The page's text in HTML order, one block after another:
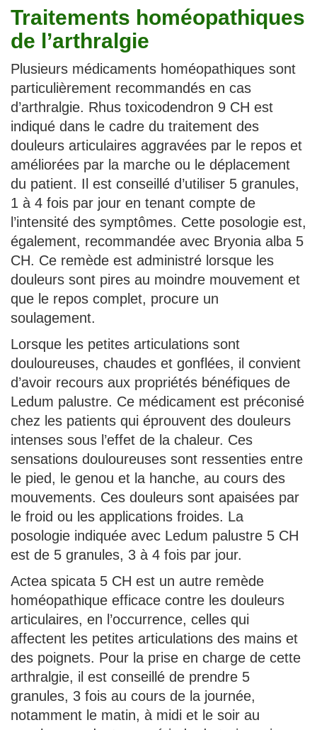
Traitements homéopathiques
de l’arthralgie
Plusieurs médicaments homéopathiques sont
particulièrement recommandés en cas
d’arthralgie. Rhus toxicodendron 9 CH est
indiqué dans le cadre du traitement des
douleurs articulaires aggravées par le repos et
améliorées par la marche ou le déplacement
du patient. Il est conseillé d’utiliser 5 granules,
1 à 4 fois par jour en tenant compte de
l’intensité des symptômes. Cette posologie est,
également, recommandée avec Bryonia alba 5
CH. Ce remède est administré lorsque les
douleurs sont pires au moindre mouvement et
que le repos complet, procure un
soulagement.
Lorsque les petites articulations sont
douloureuses, chaudes et gonflées, il convient
d’avoir recours aux propriétés bénéfiques de
Ledum palustre. Ce médicament est préconisé
chez les patients qui éprouvent des douleurs
intenses sous l’effet de la chaleur. Ces
sensations douloureuses sont ressenties entre
le pied, le genou et la hanche, au cours des
mouvements. Ces douleurs sont apaisées par
le froid ou les applications froides. La
posologie indiquée avec Ledum palustre 5 CH
est de 5 granules, 3 à 4 fois par jour.
Actea spicata 5 CH est un autre remède
homéopathique efficace contre les douleurs
articulaires, en l’occurrence, celles qui
affectent les petites articulations des mains et
des poignets. Pour la prise en charge de cette
arthralgie, il est conseillé de prendre 5
granules, 3 fois au cours de la journée,
notamment le matin, à midi et le soir au